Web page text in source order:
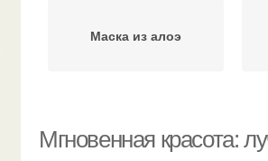
Маска из алоэ
Мгновенная красота: